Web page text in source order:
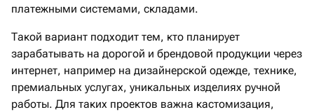
платежными системами, складами.
Такой вариант подходит тем, кто планирует
зарабатывать на дорогой и брендовой продукции через
интернет, например на дизайнерской одежде, технике,
премиальных услугах, уникальных изделиях ручной
работы. Для таких проектов важна кастомизация,